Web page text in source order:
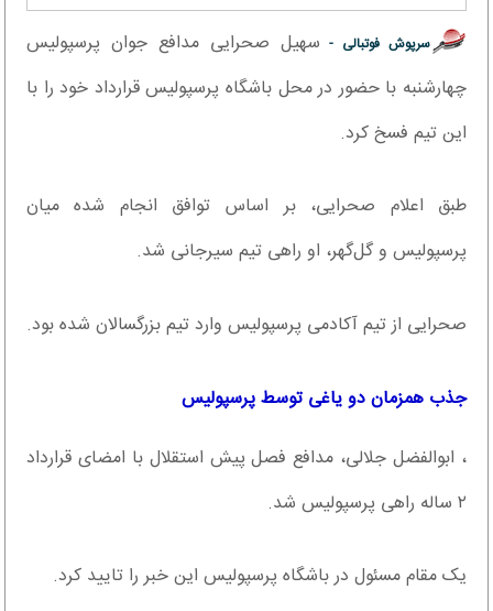
سرپوش فوتبالی - سهیل صحرایی مدافع جوان پرسپولیس
چهارشنبه با حضور در محل باشگاه پرسپولیس قرارداد خود را با
این تیم فسخ کرد.
طبق اعلام صحرایی، بر اساس توافق انجام شده میان
پرسپولیس و گل‌گهر، او راهی تیم سیرجانی شد.
صحرایی از تیم آکادمی پرسپولیس وارد تیم بزرگسالان شده بود.
جذب همزمان دو یاغی توسط پرسپولیس
، ابوالفضل جلالی، مدافع فصل پیش استقلال با امضای قرارداد
۲ ساله راهی پرسپولیس شد.
یک مقام مسئول در باشگاه پرسپولیس این خبر را تایید کرد.